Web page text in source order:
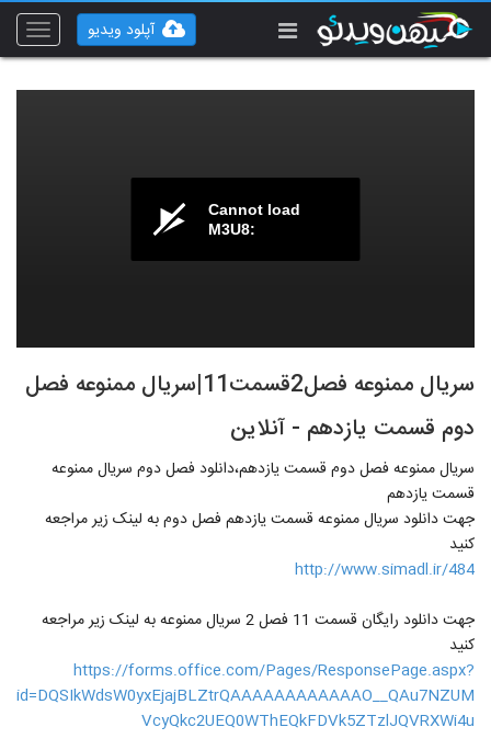
Toggle
آپلود ویدیو
Cannot load
M3U8:
سریال ممنوعه فصل2قسمت11|سریال ممنوعه فصل
دوم قسمت یازدهم - آنلاین
سریال ممنوعه فصل دوم قسمت یازدهم،دانلود فصل دوم سریال ممنوعه
قسمت یازدهم
جهت دانلود سریال ممنوعه قسمت یازدهم فصل دوم به لینک زیر مراجعه
کنید
http://www.simadl.ir/484
جهت دانلود رایگان قسمت 11 فصل 2 سریال ممنوعه به لینک زیر مراجعه
کنید
https://forms.office.com/Pages/ResponsePage.aspx?
id=DQSIkWdsW0yxEjajBLZtrQAAAAAAAAAAAAO__QAu7NZUM
VcyQkc2UEQ0WThEQkFDVk5ZTzlJQVRXWi4u